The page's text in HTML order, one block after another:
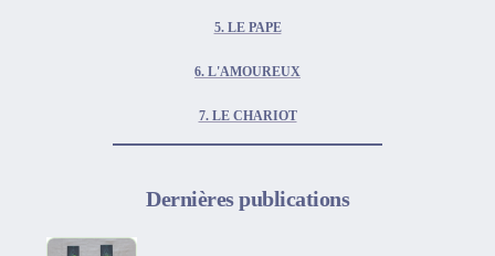
5. LE PAPE
6. L'AMOUREUX
7. LE CHARIOT
Dernières publications